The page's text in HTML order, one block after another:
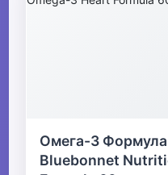
Омега-3 Формула
Bluebonnet